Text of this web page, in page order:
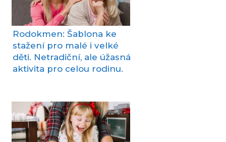
Rodokmen: Šablona ke
stažení pro malé i velké
děti. Netradiční, ale úžasná
aktivita pro celou rodinu.